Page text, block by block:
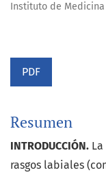
Instituto de
PDF
Resumen
INTRODUCCIÓN.
rasgos labiales